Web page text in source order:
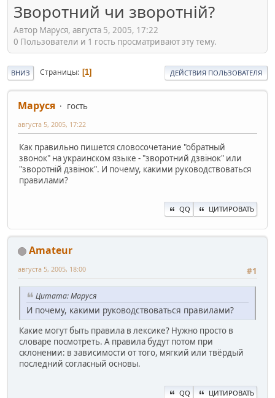
Зворотний чи зворотній?
Автор Маруся, августа 5, 2005, 17:22
0 Пользователи и 1 гость просматривают эту тему.
ВНИЗ Страницы 1 ДЕЙСТВИЯ ПОЛЬЗОВАТЕЛЯ
Маруся гость
августа 5, 2005, 17:22
Как правильно пишется словосочетание "обратный
звонок" на украинском языке - "зворотний дзвінок" или
"зворотній дзвінок". И почему, какими руководствоваться
правилами?
QQ ЦИТИРОВАТЬ
Amateur
#1
августа 5, 2005, 18:00
Цитата: Маруся
И почему, какими руководствоваться правилами?
Какие могут быть правила в лексике? Нужно просто в
словаре посмотреть. А правила будут потом при
склонении: в зависимости от того, мягкий или твёрдый
последний согласный основы.
QQ ЦИТИРОВАТЬ